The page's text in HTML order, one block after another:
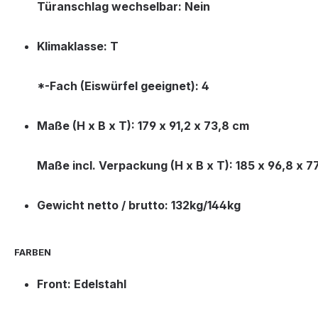
Türanschlag wechselbar: Nein
Klimaklasse: T
*-Fach (Eiswürfel geeignet): 4
Maße (H x B x T): 179 x 91,2 x 73,8 cm
Maße incl. Verpackung (H x B x T): 185 x 96,8 x
Gewicht netto / brutto: 132kg/144kg
FARBEN
Front: Edelstahl